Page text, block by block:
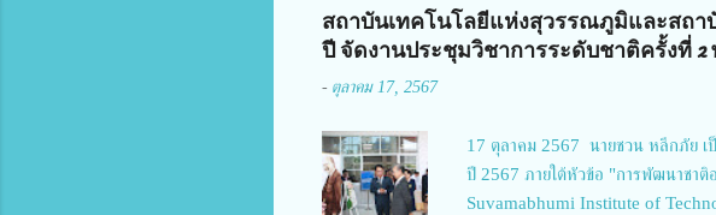
คชมาตย์ ผู้อำนวยการวิทยาลัยเทคนิคพิจิตร 7.นายสดายุท
ภูทวี รองผู้อำนวยการวิทยาลัยเทคนิคตาก นายจักรภพ กล่า
ความเป็นมาที่ยาวนาน มีบุคลากร นักเรียน นักศึกษาจำนวนม
สถาบันเทคโนโลยีแห่งสุวรรณภูมิและสถา
ปี จัดงานประชุมวิชาการระดับชาติครั้งที่
- ตุลาคม 17, 2567
17 ตุลาคม 2567 นายชวน หลีกภัย เป็
ปี 2567 ภายใต้หัวข้อ "การพัฒนาชาติ
Suvamabhumi Institute of